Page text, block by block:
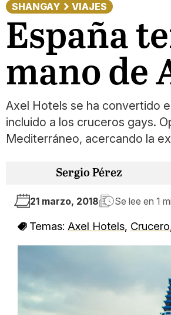
SHANGAY VIAJES
España
mano de
Axel Hotels se ha convertido
incluido a los cruceros gays.
Mediterráneo, acercando la
Sergio Pérez
21 marzo, 2018 Se lee en 1
Temas: Axel Hotels, Crucero